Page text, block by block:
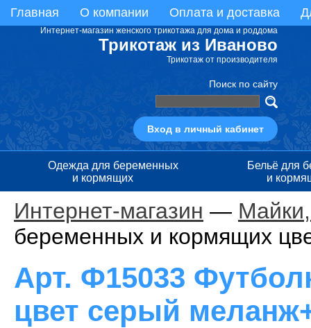
Главная О компании Оплата и доставка
Интернет-магазин женского трикотажа для дома и роддома
Трикотаж из Иваново
Трикотаж от производителя
Поиск по сайту
Вход в личный кабинет
Одежда для беременных
и кормящих
Бельё для
и
Интернет-магазин —
беременных и кормящих
Арт. Ф15033
цвет серый